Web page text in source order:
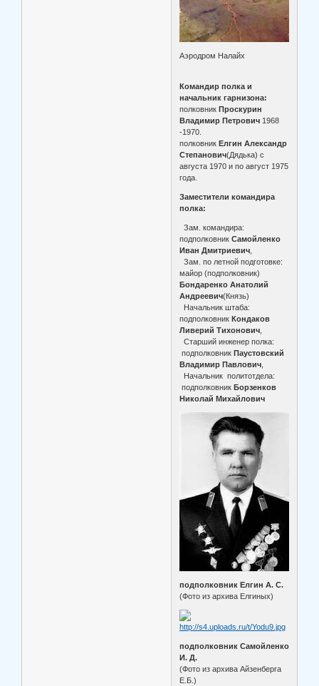
Аэродром Налайх
Командир полка и
начальник гарнизона:
полковник Проскурин
Владимир Петрович 1968
-1970.
полковник Елгин Александр
Степанович(Дядька) с
августа 1970 и по август 1975
года.
Заместители командира
полка:
Зам. командира:
подполковникСамойленко
Иван Дмитриевич
Зам. по летной подготовке:
майор (подполковник)
Бондаренко Анатолий
Андреевич(Князь)
Начальник штаба:
подполковник Кондаков
Ливерий Тихонович
Старший инженер полка:
подполковник Паустовский
Владимир Павлович
Начальник политотдела:
подполковник Борзенков
Николай Михайлович
подполковник Елгин А. С.
(Фото из архива Елгиных)
подполковник Самойленко
И. Д.
(Фото из архива Айзенберга
Е.Б.)